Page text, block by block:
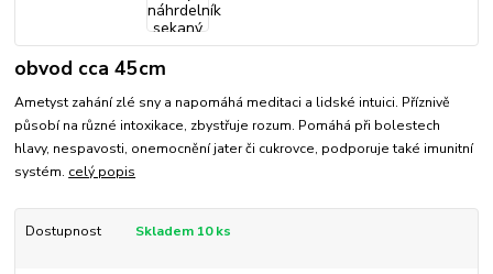
obvod cca 45cm
Ametyst zahání zlé sny a napomáhá meditaci a lidské intuici. Příznivě
působí na různé intoxikace, zbystřuje rozum. Pomáhá při bolestech
hlavy, nespavosti, onemocnění jater či cukrovce, podporuje také imunitní
systém. celý popis
Dostupnost Skladem 10 ks